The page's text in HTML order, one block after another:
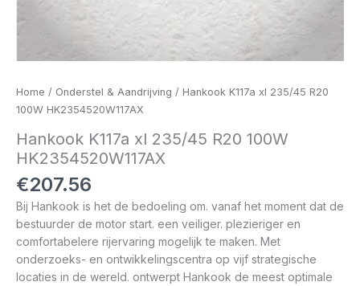
Home / Onderstel & Aandrijving / Hankook K117a xl 235/45 R20
100W HK2354520W117AX
Hankook K117a xl 235/45 R20 100W
HK2354520W117AX
€207.56
Bij Hankook is het de bedoeling om. vanaf het moment dat de
bestuurder de motor start. een veiliger. plezieriger en
comfortabelere rijervaring mogelijk te maken. Met
onderzoeks- en ontwikkelingscentra op vijf strategische
locaties in de wereld. ontwerpt Hankook de meest optimale